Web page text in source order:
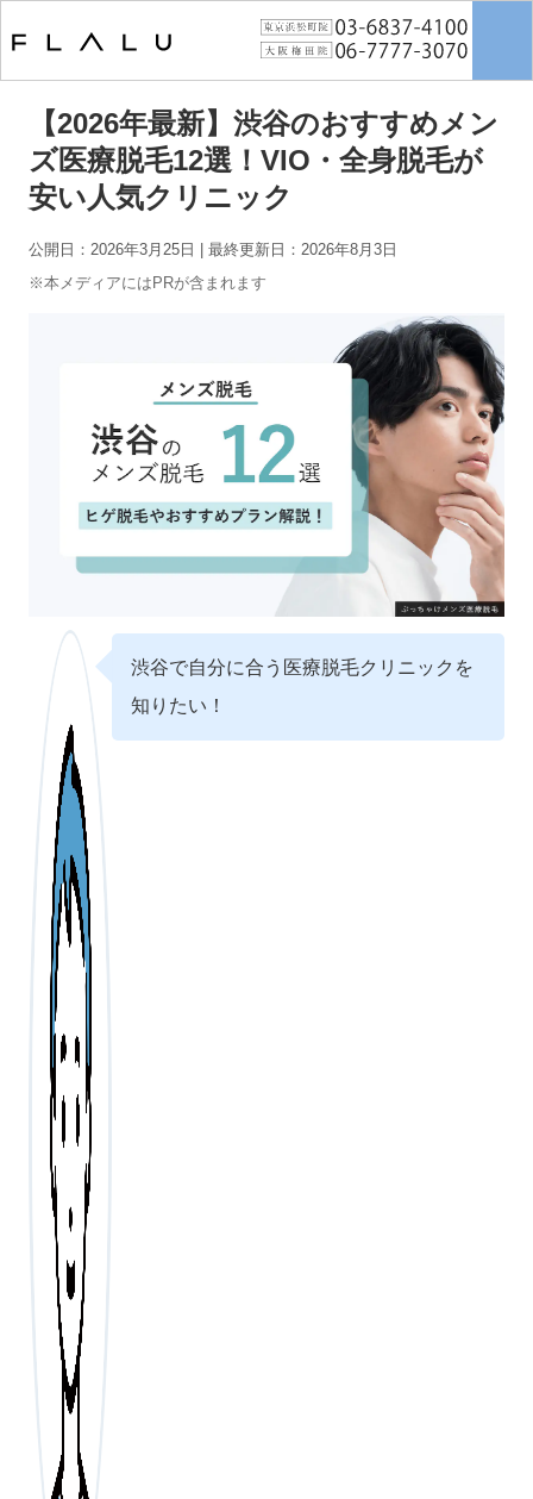
【2026年最新】渋谷のおすすめメンズ医療脱
毛12選！VIO・全身脱毛が安い人気クリニック
【2026年最新】渋谷のおすすめメン
ズ医療脱毛12選！VIO・全身脱毛が
安い人気クリニック
公開日：2026年3月25日
| 最終更新日：2026年8月3日
※本メディアにはPRが含まれます
渋谷で自分に合う医療脱毛クリニックを
知りたい！